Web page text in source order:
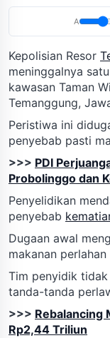
A
Kepolisian Resor
meninggalnya
kawasan Taman
Temanggung,
Peristiwa ini
penyebab pasti
>>> PDI
Probolinggo dan
Penyelidikan
penyebab
Dugaan awal
makanan
Tim penyidik tidak
tanda-tanda
>>> Rebalancing
Rp2,44 Triliun